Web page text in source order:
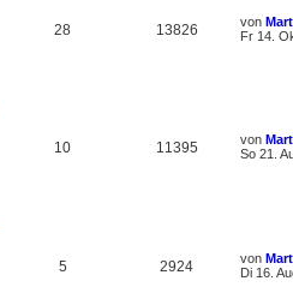
28 13826 von
Fr 14.
10 11395 von
So 21.
5 2924 von
Di 16.